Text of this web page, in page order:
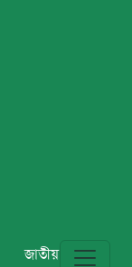
জাতীয় বিশ্ব